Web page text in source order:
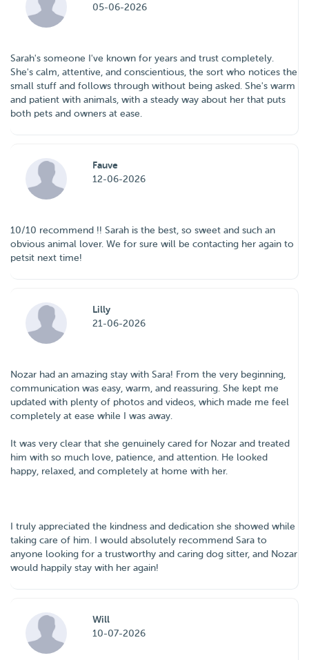
05-06-2026
Sarah's someone I've known for years and trust completely.
She's calm, attentive, and conscientious, the sort who notices the
small stuff and follows through without being asked. She's warm
and patient with animals, with a steady way about her that puts
both pets and owners at ease.
Fauve
12-06-2026
10/10 recommend !! Sarah is the best, so sweet and such an
obvious animal lover. We for sure will be contacting her again to
petsit next time!
Lilly
21-06-2026
Nozar had an amazing stay with Sara! From the very beginning,
communication was easy, warm, and reassuring. She kept me
updated with plenty of photos and videos, which made me feel
completely at ease while I was away.
It was very clear that she genuinely cared for Nozar and treated
him with so much love, patience, and attention. He looked
happy, relaxed, and completely at home with her.
I truly appreciated the kindness and dedication she showed while
taking care of him. I would absolutely recommend Sara to
anyone looking for a trustworthy and caring dog sitter, and Nozar
would happily stay with her again!
Will
10-07-2026